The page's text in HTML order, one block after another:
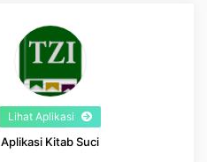
Lihat Aplikasi
Aplikasi Kitab Suci